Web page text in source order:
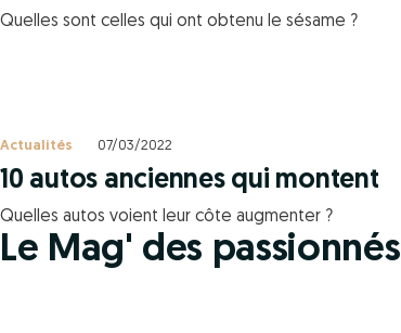
Quelles sont celles qui ont obtenu le sésame ?
Actualités 07/03/2022
10 autos anciennes qui montent
Quelles autos voient leur côte augmenter ?
Le Mag' des passionnés